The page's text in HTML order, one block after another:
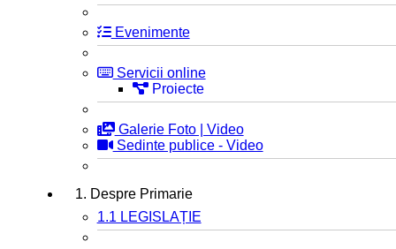
Evenimente
Servicii online
Proiecte
Galerie Foto | Video
Sedinte publice - Video
1. Despre Primarie
1.1 LEGISLAȚIE